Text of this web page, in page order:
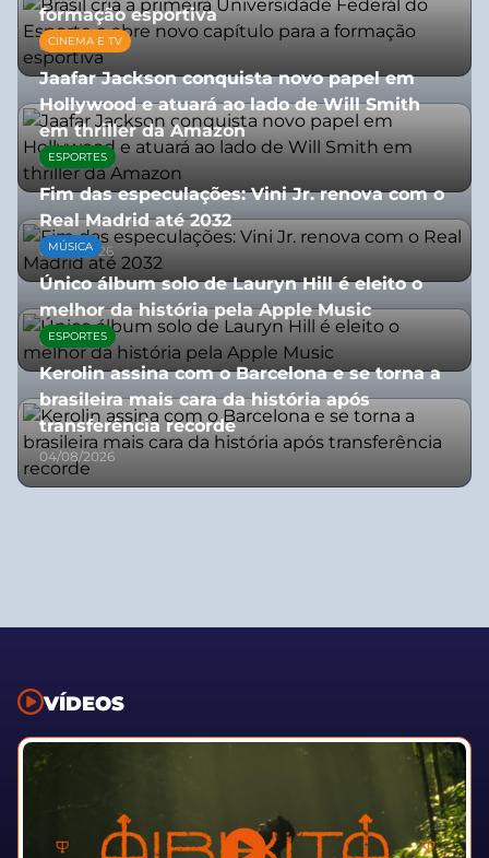
formação esportiva
08/07/2026
CINEMA E TV
Jaafar Jackson conquista novo papel em
Hollywood e atuará ao lado de Will Smith
em thriller da Amazon
06/08/2026
ESPORTES
Fim das especulações: Vini Jr. renova com o
Real Madrid até 2032
06/08/2026
MÚSICA
Único álbum solo de Lauryn Hill é eleito o
melhor da história pela Apple Music
06/08/2026
ESPORTES
Kerolin assina com o Barcelona e se torna a
brasileira mais cara da história após
transferência recorde
04/08/2026
VÍDEOS